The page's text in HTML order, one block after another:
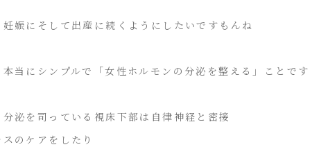
娠にそして出産に続くようにしたいですもんね
当にシンプルで「女性ホルモンの分泌を整える」ことです
泌を司っている視床下部は自律神経と密接
のケアをしたり